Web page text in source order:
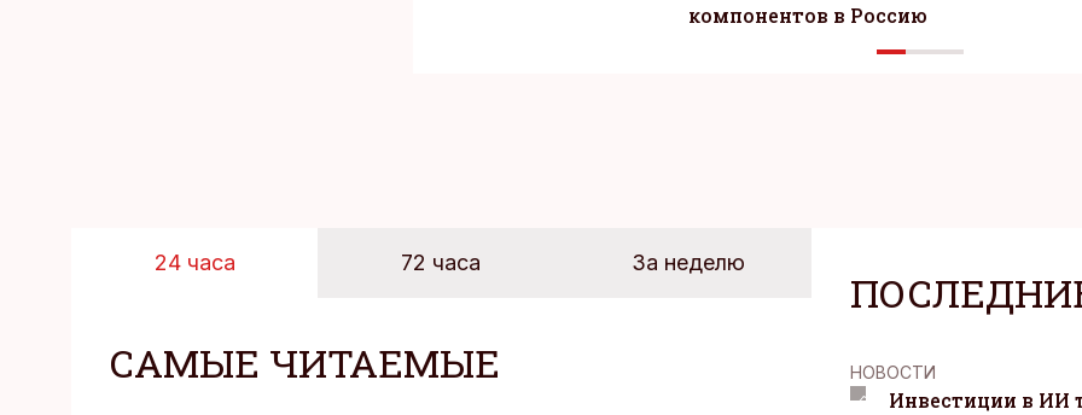
компонентов в Россию
24 часа 72 часа За неделю
САМЫЕ ЧИТАЕМЫЕ НОВОСТИ
Инвестиции в ИИ